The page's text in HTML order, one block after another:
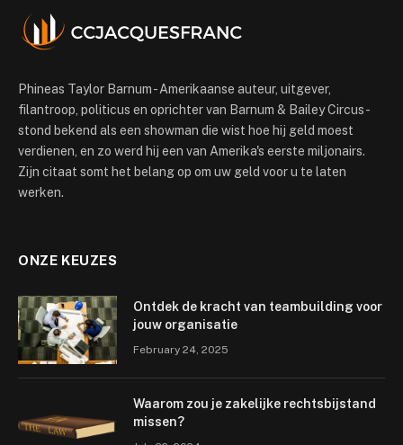
Phineas Taylor Barnum - Amerikaanse auteur, uitgever,
filantroop, politicus en oprichter van Barnum & Bailey Circus -
stond bekend als een showman die wist hoe hij geld moest
verdienen, en zo werd hij een van Amerika's eerste miljonairs.
Zijn citaat somt het belang op om uw geld voor u te laten
werken.
ONZE KEUZES
Ontdek de kracht van teambuilding voor
jouw organisatie
February 24, 2025
Waarom zou je zakelijke rechtsbijstand
missen?